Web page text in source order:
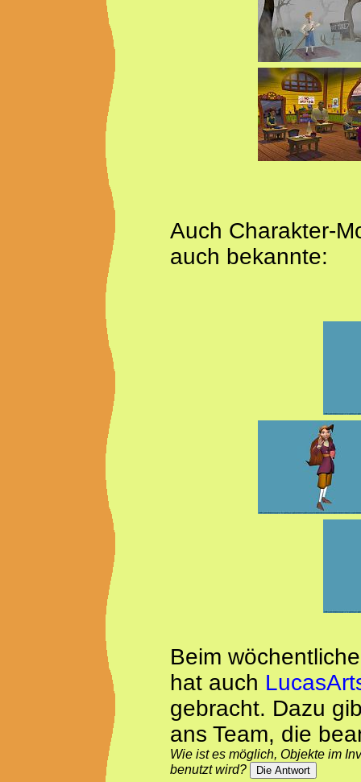
Auch Charakter-
auch bekannte:
Beim
hat auch
gebracht. Dazu
ans Team, die
Wie ist es möglich, Objekte im
benutzt wird?